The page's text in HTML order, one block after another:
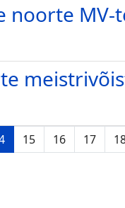
noorte
15 16 17